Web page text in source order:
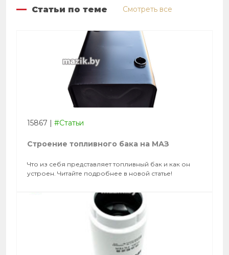
Статьи по теме Смотреть все
15867 | #Статьи
Строение топливного бака на МАЗ
Что из себя представляет топливный бак и как он
устроен. Читайте подробнее в новой статье!